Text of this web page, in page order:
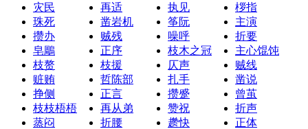
灾民
再适 执见
桚指
珠死
凿岩机 筝阮
主演
攒办
贼残 噪呼
折要
皂鵰
正序 枝木之冠
主心馄饨
枝赘
枝援 仄声
贼线
赃贿
哲陈部 扎手
凿说
挣侧
正言 攒蹙
曾茧
枝枝梧梧
再从弟 赞祝
折声
蒸闷
折腰 趱快
正体